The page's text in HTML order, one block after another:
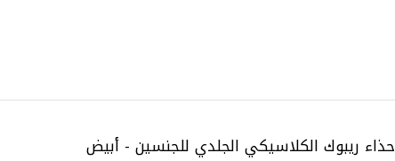
حذاء ريبوك الكلاسيكي الجلدي للجنسين - أبيض